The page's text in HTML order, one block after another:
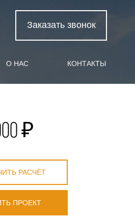
Заказать звонок
О НАС КОНТАКТЫ
₽
РАСЧЁТ
ПРОЕКТ